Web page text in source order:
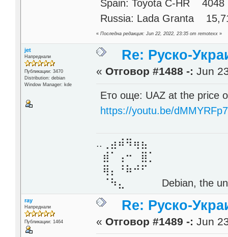
Spain: Toyota C-HR 4048
Russia: Lada Granta
«Последна редакция: Jun 22, 2022, 23:35 от remotexx »
jet
Напреднали
Публикации: 3470
Distribution: debian
Window Manager: kde
Re: Руско-
« Отговор #1488 -: Jun
Ето още: UAZ at the price
https://youtu.be/
..⢀⣴⠾⠻⢶⣦⠀
⣾⠁⢠⠒⠀⣿⡁
⢿⡄⠘⠷⠚⠋
⠈⠳⣄⠀⠀⠀⠀ Debian, the
ray
Напреднали
Публикации: 1464
Re: Руско-
« Отговор #1489 -: Jun